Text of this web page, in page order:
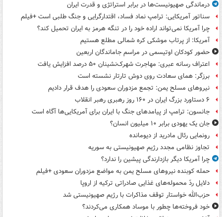
درماندگی صهیونیست‌ها در برابر استراتژی و قدرت ایران
سناتور آمریکایی: ترامپ نماد فساد، اقتدارگرایی و جنگ طلبی است +فیلم
چرا آمریکا نمی‌تواند اراده خود را در تنگه هرمز به ایران تحمیل کند؟
آمریکا: از پرتاب موشکی کره شمالی مطلع هستیم
حضور کودکان اوتیسمی در مراسم جاماندگان اربعین
اعتراف رسانه عبری: مهاجرت شهرک‌نشینان ۵۰ درصد افزایش یافت
برزگر: همای سعادت روی دوش تارتار نشسته است
نیروهای مسلح یمن: تجمع مزدوران سعودی را هدف قرار دادیم
۶ دستاورد بزرگ ایران در ۱۶۰ روز رهبری رهبر انقلاب
جانسون: ترامپ از پیامدهای جنگ با ایران برای آمریکایی‌ها آگاه است
جان یک یهودی برابر ۱۰ میلیون انسان؟
رونمایی رئال مادرید از دیومانده
تجاوز نظامی مجدد رژیم صهیونیستی به سوریه
چرا آمریکا دیگر بازدارندگی پیشین را ندارد؟
حمله کوبنده نیروهای مسلح یمن به مواضع مزدوران سعودی +فیلم
دلایل ردّ محموله‌های غذایی صادراتی ترکیه از اروپا
حزب‌الله خواستار توقف مذاکرات با رژیم صهیونیستی شد
خود فروخته‌ها چطور با موساد همکاری می‌کردند؟